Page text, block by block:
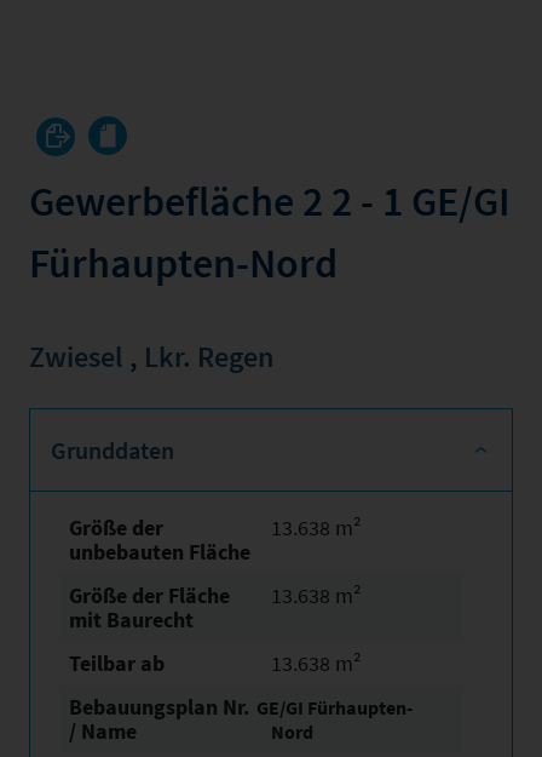
Gewerbefläche 2 2 - 1 GE/GI
Fürhaupten-Nord
Zwiesel , Lkr. Regen
Grunddaten
Größe der
unbebauten Fläche
13.638 m²
Größe der Fläche
mit Baurecht
13.638 m²
Teilbar ab
13.638 m²
Bebauungsplan Nr.
/ Name
GE/GI Fürhaupten-
Nord